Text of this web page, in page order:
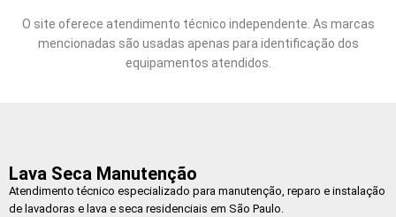
O site oferece atendimento técnico independente. As marcas
mencionadas são usadas apenas para identificação dos
equipamentos atendidos.
Lava Seca Manutenção
Atendimento técnico especializado para manutenção, reparo e instalação
de lavadoras e lava e seca residenciais em São Paulo.